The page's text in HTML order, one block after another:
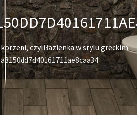
czyli łazienka w stylu greckim